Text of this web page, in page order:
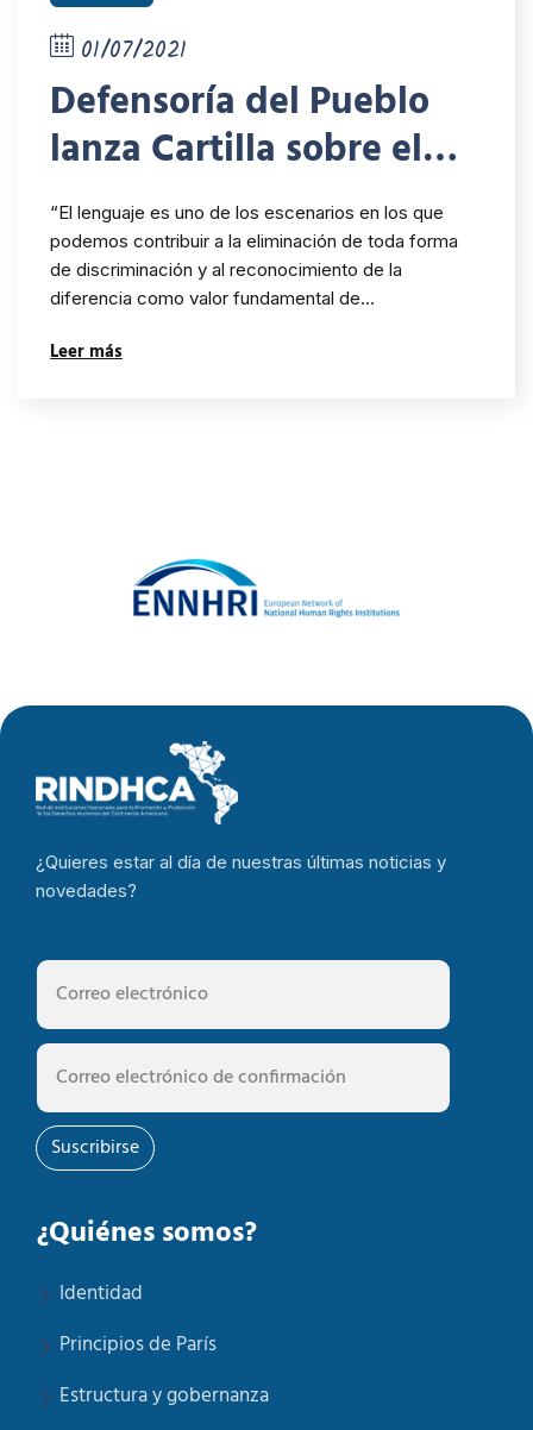
01/07/2021
Defensoría del Pueblo
lanza Cartilla sobre el
lenguaje incluyente y no
discriminatorio
“El lenguaje es uno de los escenarios en los que
podemos contribuir a la eliminación de toda forma
de discriminación y al reconocimiento de la
diferencia como valor fundamental de…
Leer más
¿Quieres estar al día de nuestras últimas noticias y
novedades?
Suscribirse
¿Quiénes somos?
Identidad
Principios de París
Estructura y gobernanza